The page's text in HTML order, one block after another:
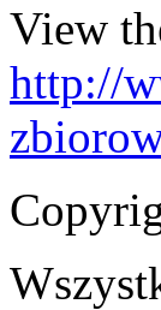
View
http://